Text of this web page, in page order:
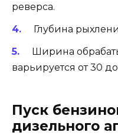
реверса.
Глубина
Ширина
варьируется от 30
Пуск
дизельного